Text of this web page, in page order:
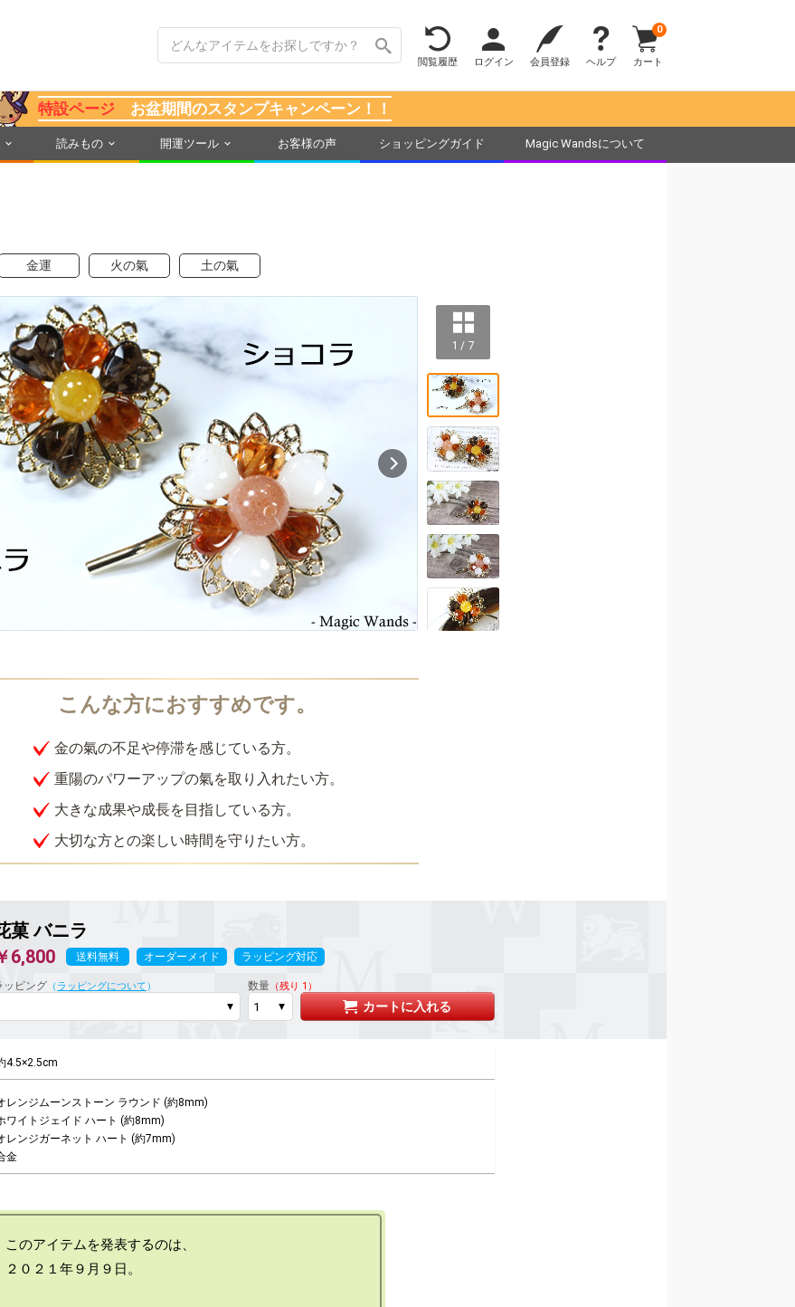
閲覧履歴 ログイン 会員登録 ヘルプ カート
0
特設ページ お盆期間のスタンプキャンペーン！！
読みもの 開運ツール お客様の声 ショッピングガイド Magic Wandsについて
金運 火の氣 土の氣
1 / 7
金の氣の不足や停滞を感じている方。
重陽のパワーアップの氣を取り入れたい方。
大きな成果や成長を目指している方。
大切な方との楽しい時間を守りたい方。
菓バニラ
6,800
送料無料 オーダーメイド ラッピング対応
ッピング （ ラッピングについて ） 数量（残り 1）
カートに入れる
4.5×2.5cm
レンジムーンストーン ラウンド (約8mm)
ワイトジェイド ハート (約8mm)
レンジガーネット ハート (約7mm)
金
このアイテムを発表するのは、
２０２１年９月９日。